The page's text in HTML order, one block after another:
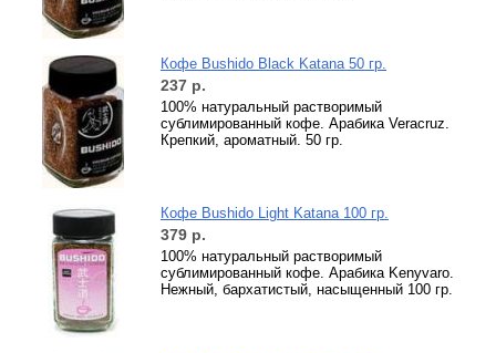
Кофе Bushido Black Katana 50 гр.
237 р.
100% натуральный растворимый
сублимированный кофе. Арабика Veracruz.
Крепкий, ароматный. 50 гр.
Кофе Bushido Light Katana 100 гр.
379 р.
100% натуральный растворимый
сублимированный кофе. Арабика Kenyvaro.
Нежный, бархатистый, насыщенный 100 гр.